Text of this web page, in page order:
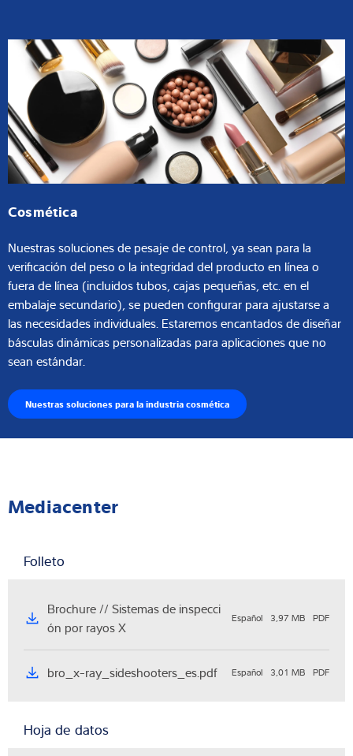
Cosmética
Nuestras soluciones de pesaje de control, ya sean para la
verificación del peso o la integridad del producto en línea o
fuera de línea (incluidos tubos, cajas pequeñas, etc. en el
embalaje secundario), se pueden configurar para ajustarse a
las necesidades individuales. Estaremos encantados de diseñar
básculas dinámicas personalizadas para aplicaciones que no
sean estándar.
Nuestras soluciones para la industria cosmética
Mediacenter
Folleto
Brochure // Sistemas de inspecci
ón por rayos X
Español 3,97 MB PDF
bro_x-ray_sideshooters_es.pdf Español 3,01 MB PDF
Hoja de datos